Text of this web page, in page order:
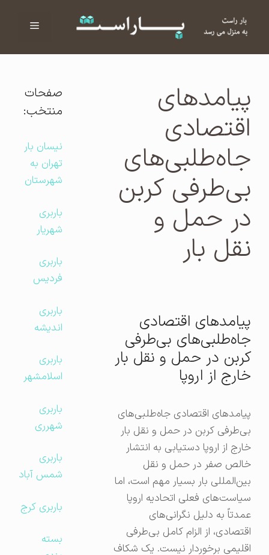
فهرست
پیامدهای
اقتصادی
جاه‌طلبی‌های
بی‌طرفی کربن
در حمل و
نقل بار
پیامدهای اقتصادی
جاه‌طلبی‌های بی‌طرفی
کربن در حمل و نقل بار
خارج از اروپا
پیامدهای اقتصادی جاه‌طلبی‌های
بی‌طرفی کربن در حمل و نقل بار
خارج از اروپا دستیابی به انتشار
خالص صفر در حمل و نقل
بین‌المللی بار بسیار مهم است، اما
سیاست‌های فعلی اتحادیه اروپا
عمدتاً به دلیل نگرانی‌های
اقتصادی، از الزام کامل بی‌طرفی
اقلیمی برخوردار نیست. یک شکاف
صفحات
منتخب:
نیسان بار
تهران به
شهرستان
باربری
شهریار
باربری
فردیس
باربری
اندیشه
باربری
اسلامشهر
باربری
شهرری
باربری
شمس آباد
باربری کرج
بسته